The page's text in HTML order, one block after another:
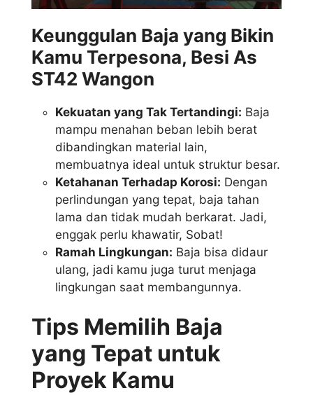
Keunggulan Baja yang Bikin
Kamu Terpesona, Besi As
ST42 Wangon
Kekuatan yang Tak Tertandingi: Baja
mampu menahan beban lebih berat
dibandingkan material lain,
membuatnya ideal untuk struktur besar.
Ketahanan Terhadap Korosi: Dengan
perlindungan yang tepat, baja tahan
lama dan tidak mudah berkarat. Jadi,
enggak perlu khawatir, Sobat!
Ramah Lingkungan: Baja bisa didaur
ulang, jadi kamu juga turut menjaga
lingkungan saat membangunnya.
Tips Memilih Baja
yang Tepat untuk
Proyek Kamu